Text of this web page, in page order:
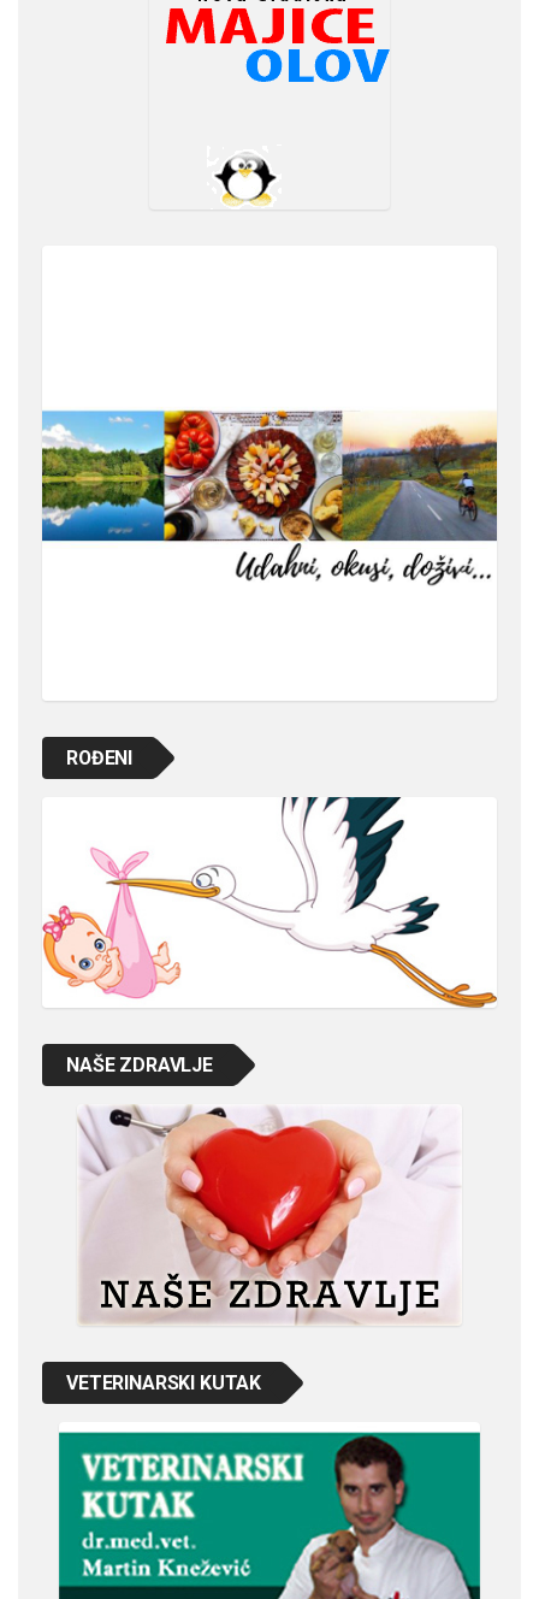
ROĐENI
NAŠE ZDRAVLJE
VETERINARSKI KUTAK